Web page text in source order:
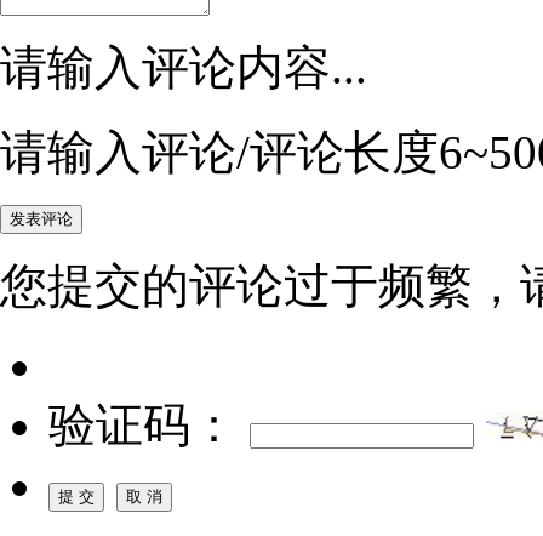
请输入评论内容...
请输入评论/评论长度
您提交的评论过于频繁，
验证码：